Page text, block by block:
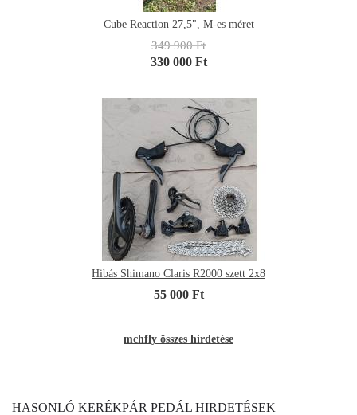
Cube Reaction 27,5", M-es méret
349 900 Ft
330 000 Ft
Hibás Shimano Claris R2000 szett 2x8
55 000 Ft
mchfly összes hirdetése
HASONLÓ KERÉKPÁR PEDÁL HIRDETÉSEK